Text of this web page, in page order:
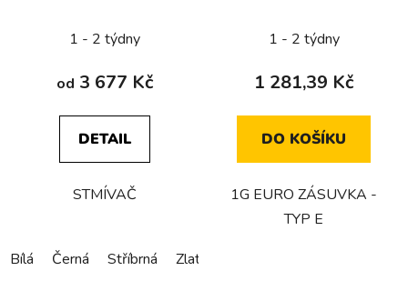
1 - 2 týdny
od 3 677 Kč
DETAIL
STMÍVAČ
Bílá Černá Stříbrná Zlatá
1 - 2 týdny
1 281,39 Kč
DO KOŠÍKU
1G EURO ZÁSUVKA -
TYP E